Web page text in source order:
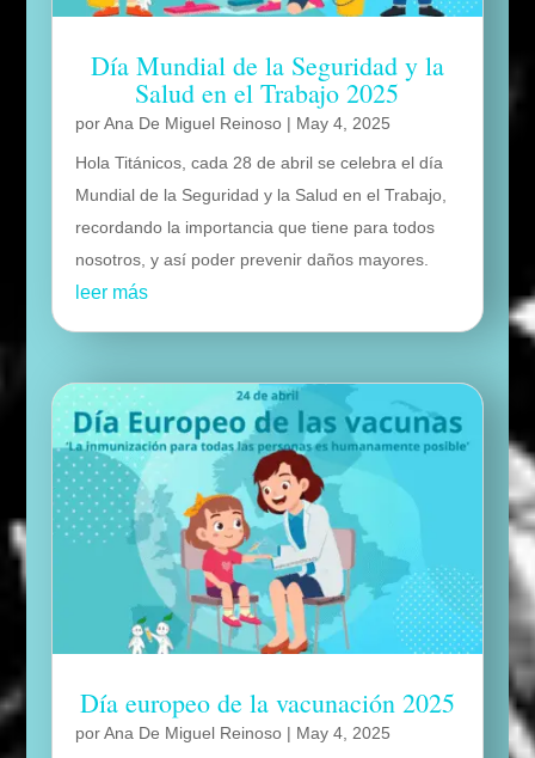
Día Mundial de la Seguridad y la
Salud en el Trabajo 2025
porAna De Miguel Reinoso| May 4, 2025
Hola Titánicos, cada 28 de abril se celebra el día
Mundial de la Seguridad y la Salud en el Trabajo,
recordando la importancia que tiene para todos
nosotros, y así poder prevenir daños mayores.
leer más
Día europeo de la vacunación 2025
porAna De Miguel Reinoso| May 4, 2025